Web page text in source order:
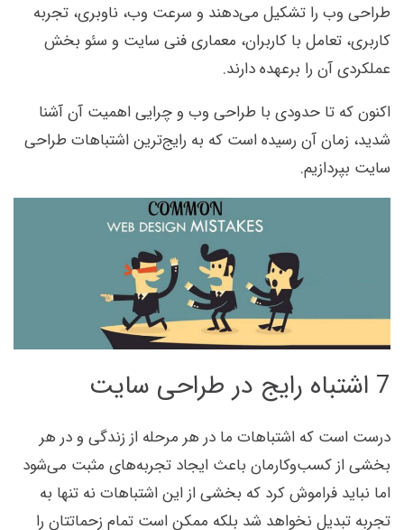
طراحی وب را تشکیل می‌دهند و سرعت وب، ناوبری، تجربه
کاربری، تعامل با کاربران، معماری فنی سایت و سئو بخش
عملکردی آن را برعهده دارند.
اکنون که تا حدودی با طراحی وب و چرایی اهمیت آن آشنا
شدید، زمان آن رسیده است که به رایج‌ترین اشتباهات طراحی
سایت بپردازیم.
7 اشتباه رایج در طراحی سایت
درست است که اشتباهات ما در هر مرحله از زندگی و در هر
بخشی از کسب‌وکارمان باعث ایجاد تجربه‌های مثبت می‌شود
اما نباید فراموش کرد که بخشی از این اشتباهات نه تنها به
تجربه تبدیل نخواهد شد بلکه ممکن است تمام زحماتتان را